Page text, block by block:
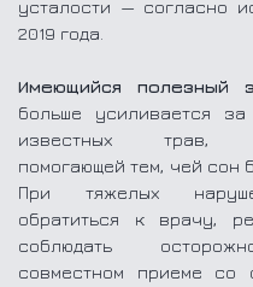
усталости — согласно
2019 года
Имеющийся полезный
больше усиливается
известных трав,
помогающей тем, чей сон
При тяжелых
обратиться к врачу,
соблюдать
совместном приеме со